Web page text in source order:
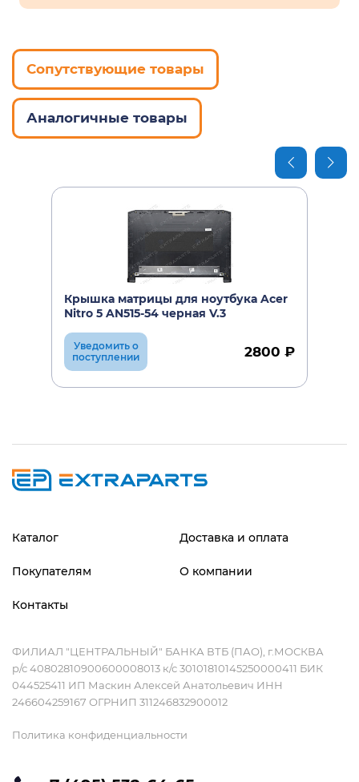
Сопутствующие товары
Аналогичные товары
Крышка матрицы для ноутбука Acer
Nitro 5 AN515-54 черная V.3
Уведомить о
поступлении
2800 ₽
Каталог Доставка и оплата
Покупателям О компании
Контакты
ФИЛИАЛ "ЦЕНТРАЛЬНЫЙ" БАНКА ВТБ (ПАО), г.МОСКВА
р/с 40802810900600008013 к/с 30101810145250000411 БИК
044525411 ИП Маскин Алексей Анатольевич ИНН
246604259167 ОГРНИП 311246832900012
Политика конфиденциальности